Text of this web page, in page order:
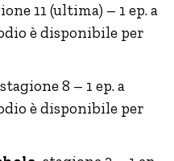
11 (ultima) – 1 ep. a
è disponibile per
8 – 1 ep. a
è disponibile per